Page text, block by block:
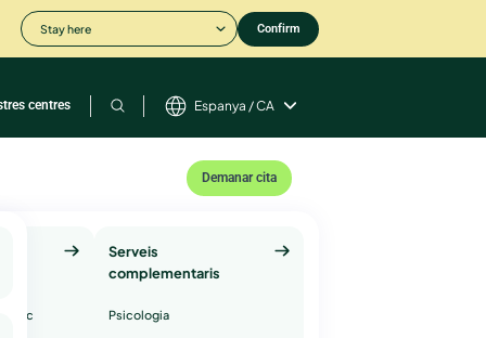
Stay here Confirm
Serveis
complementaris
Psicologia
Demanar cita
centres Espanya / CA